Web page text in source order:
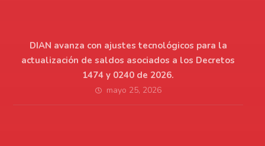
DIAN avanza con ajustes tecnológicos para la
actualización de saldos asociados a los Decretos
1474 y 0240 de 2026.
mayo 25, 2026